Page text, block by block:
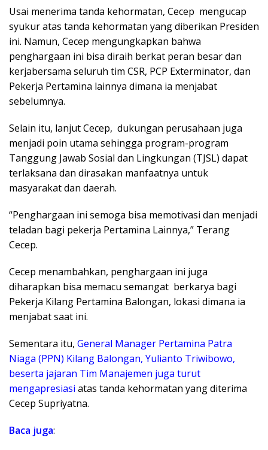
Usai menerima tanda kehormatan, Cecep mengucap
syukur atas tanda kehormatan yang diberikan Presiden
ini. Namun, Cecep mengungkapkan bahwa
penghargaan ini bisa diraih berkat peran besar dan
kerjabersama seluruh tim CSR, PCP Exterminator, dan
Pekerja Pertamina lainnya dimana ia menjabat
sebelumnya.
Selain itu, lanjut Cecep, dukungan perusahaan juga
menjadi poin utama sehingga program-program
Tanggung Jawab Sosial dan Lingkungan (TJSL) dapat
terlaksana dan dirasakan manfaatnya untuk
masyarakat dan daerah.
“Penghargaan ini semoga bisa memotivasi dan menjadi
teladan bagi pekerja Pertamina Lainnya,” Terang
Cecep.
Cecep menambahkan, penghargaan ini juga
diharapkan bisa memacu semangat berkarya bagi
Pekerja Kilang Pertamina Balongan, lokasi dimana ia
menjabat saat ini.
Sementara itu, General Manager Pertamina Patra
Niaga (PPN) Kilang Balongan, Yulianto Triwibowo,
beserta jajaran Tim Manajemen juga turut
mengapresiasi atas tanda kehormatan yang diterima
Cecep Supriyatna.
Baca juga: